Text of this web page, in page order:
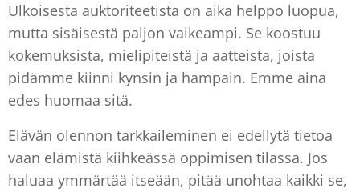
Ulkoisesta auktoriteetista on aika helppo luopua,
mutta sisäisestä paljon vaikeampi. Se koostuu
kokemuksista, mielipiteistä ja aatteista, joista
pidämme kiinni kynsin ja hampain. Emme aina
edes huomaa sitä.
Elävän olennon tarkkaileminen ei edellytä tietoa
vaan elämistä kiihkeässä oppimisen tilassa. Jos
haluaa ymmärtää itseään, pitää unohtaa kaikki se,